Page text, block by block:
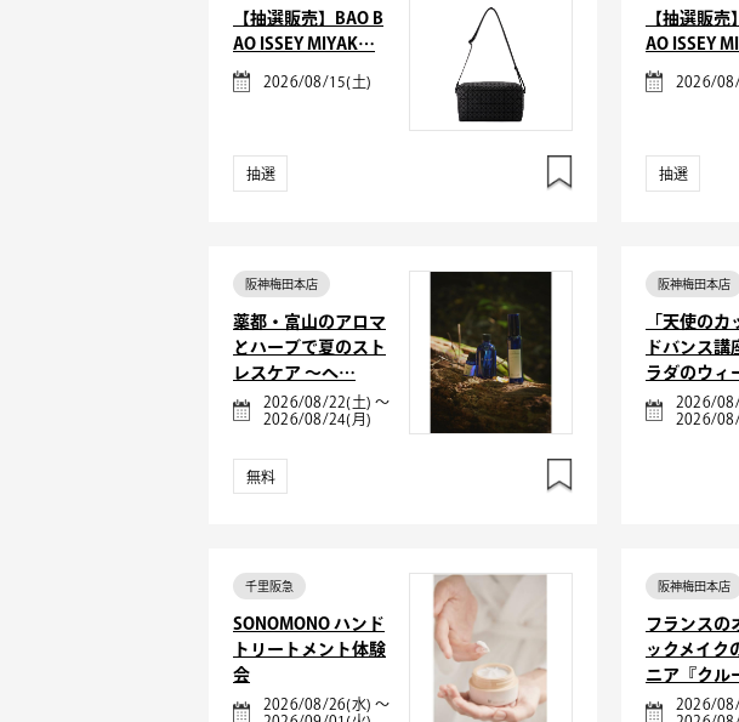
【抽選販売】BAO B
AO ISSEY MIYAK…
2026/08/15(土)
抽選
【抽選販売
AO ISSEY
2026/
抽選
阪神梅田本店
薬都・富山のアロマ
とハーブで夏のスト
レスケア ～ヘ…
2026/08/22(土) ～
2026/08/24(月)
無料
阪神梅田本店
「天使のカ
ドバンス
ラダのウィ
2026/
2026/
千里阪急
SONOMONO ハンド
トリートメント体験
会
2026/08/26(水) ～
阪神梅田本店
フランスの
ックメイク
ニア『クル
2026/